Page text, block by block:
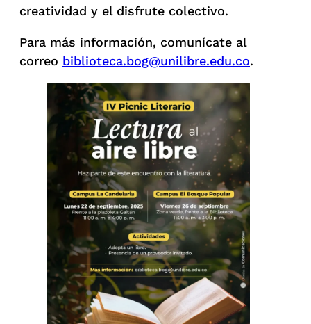
creatividad y el disfrute colectivo.
Para más información, comunícate al
correo biblioteca.bog@unilibre.edu.co.